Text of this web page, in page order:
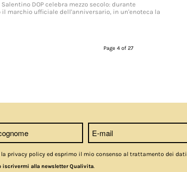
DOP celebra mezzo secolo: durante
marchio ufficiale dell'anniversario, in un'enoteca la
Page 4 of 27
la privacy policy ed esprimo il mio consenso al trattamento dei dati
iscrivermi alla newsletter Qualivita.